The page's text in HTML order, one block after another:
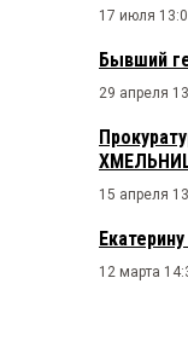
17 июля
Бывший
29 апреля
15 апреля
12 марта